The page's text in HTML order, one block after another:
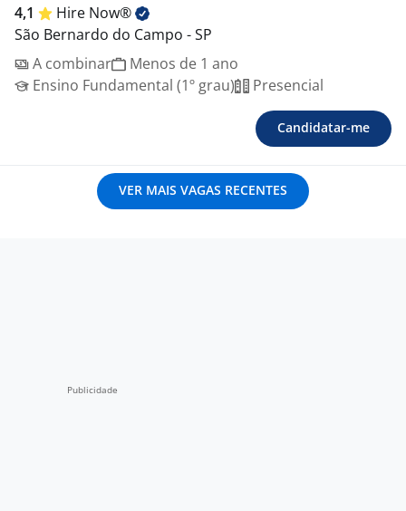
4,1 Hire Now®
São Bernardo do Campo - SP
A combinar
Menos de 1 ano
Ensino Fundamental (1º grau)
Presencial
Candidatar-me
VER MAIS VAGAS RECENTES